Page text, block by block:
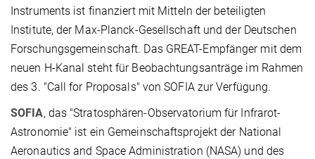
Instruments ist finanziert mit Mitteln der beteiligten
Institute, der Max-Planck-Gesellschaft und der Deutschen
Forschungsgemeinschaft. Das GREAT-Empfänger mit dem
neuen H-Kanal steht für Beobachtungsanträge im Rahmen
des 3. "Call for Proposals" von SOFIA zur Verfügung.
SOFIA, das "Stratosphären-Observatorium für Infrarot-
Astronomie" ist ein Gemeinschaftsprojekt der National
Aeronautics and Space Administration (NASA) und des